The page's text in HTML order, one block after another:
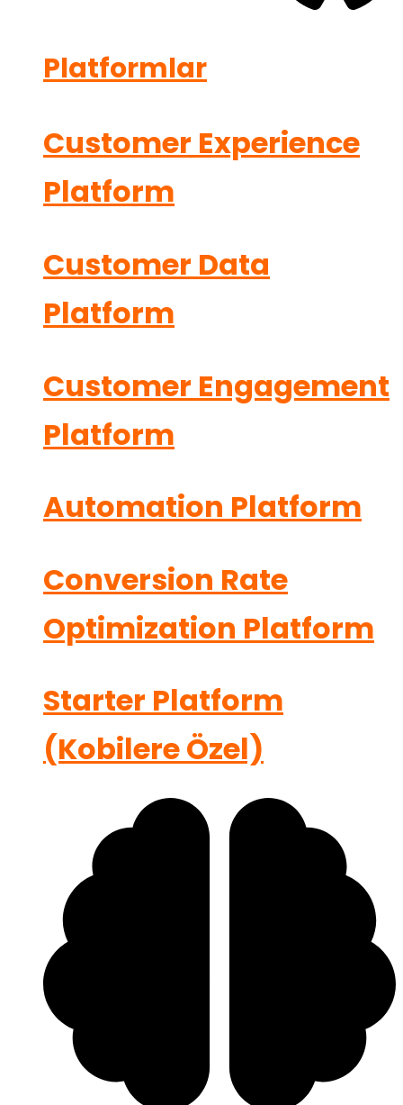
Platformlar
Customer Experience
Platform
Customer Data
Platform
Customer Engagement
Platform
Automation Platform
Conversion Rate
Optimization Platform
Starter Platform
(Kobilere Özel)